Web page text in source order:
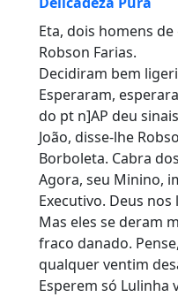
Eta, dois homens
Robson Farias.
Decidiram bem
Esperaram,
do pt n]AP deu
João, disse-lhe
Borboleta. Cabra
Agora, seu Minino,
Executivo. Deus nos
Mas eles se deram
fraco danado.
qualquer ventim
Esperem só Lulinha